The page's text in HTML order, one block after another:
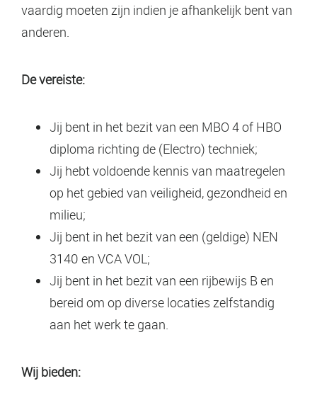
vaardig moeten zijn indien je afhankelijk bent van
anderen.
De vereiste:
Jij bent in het bezit van een MBO 4 of HBO
diploma richting de (Electro) techniek;
Jij hebt voldoende kennis van maatregelen
op het gebied van veiligheid, gezondheid en
milieu;
Jij bent in het bezit van een (geldige) NEN
3140 en VCA VOL;
Jij bent in het bezit van een rijbewijs B en
bereid om op diverse locaties zelfstandig
aan het werk te gaan.
Wij bieden: